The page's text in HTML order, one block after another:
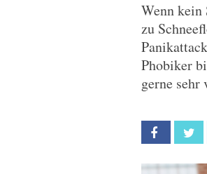
Wenn kein
zu
Phobiker
gerne
Facebook